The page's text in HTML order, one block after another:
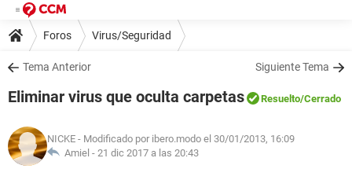
Foros Virus/Seguridad
Tema Anterior Siguiente Tema
Eliminar virus que oculta carpetas Resuelto/Cerrado
NICKE - Modificado por ibero.modo el 30/01/2013, 16:09
Amiel - 21 dic 2017 a las 20:43